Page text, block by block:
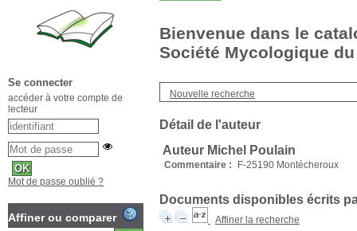
Bienvenue dans le
Société Mycologique
Nouvelle recherche
Détail de l'auteur
Auteur Michel Poulain
Commentaire : F-25190 Montécheroux
Documents disponibles écrits
Affiner la recherche
Se connecter
accéder à votre compte de
lecteur
Mot de passe oublié ?
Affiner ou comparer